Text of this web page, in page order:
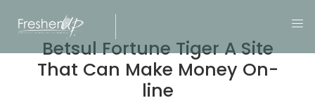
Betsul Fortune Tiger A Site
That Can Make Money On-
line